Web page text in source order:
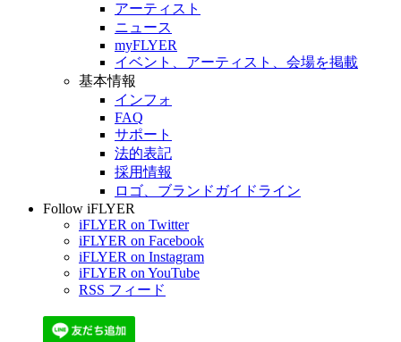
アーティスト
ニュース
myFLYER
イベント、アーティスト、会場を掲載
基本情報
インフォ
FAQ
サポート
法的表記
採用情報
ロゴ、ブランドガイドライン
Follow iFLYER
iFLYER on Twitter
iFLYER on Facebook
iFLYER on Instagram
iFLYER on YouTube
RSS フィード